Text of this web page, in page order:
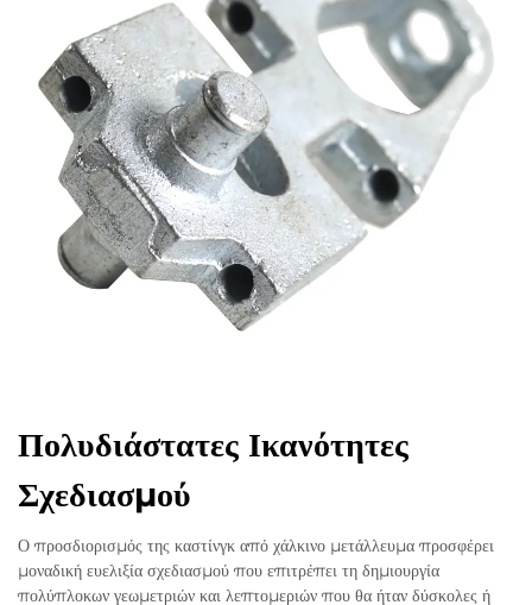
Πολυδιάστατες Ικανότητες
Σχεδιασμού
Ο προσδιορισμός της καστίνγκ από χάλκινο μετάλλευμα προσφέρει
μοναδική ευελιξία σχεδιασμού που επιτρέπει τη δημιουργία
πολύπλοκων γεωμετριών και λεπτομεριών που θα ήταν δύσκολες ή